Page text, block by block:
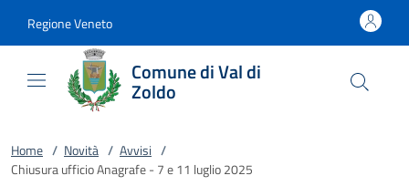
Regione Veneto
Comune di Val di
Zoldo
Home / Novità / Avvisi /
Chiusura ufficio Anagrafe - 7 e 11 luglio 2025